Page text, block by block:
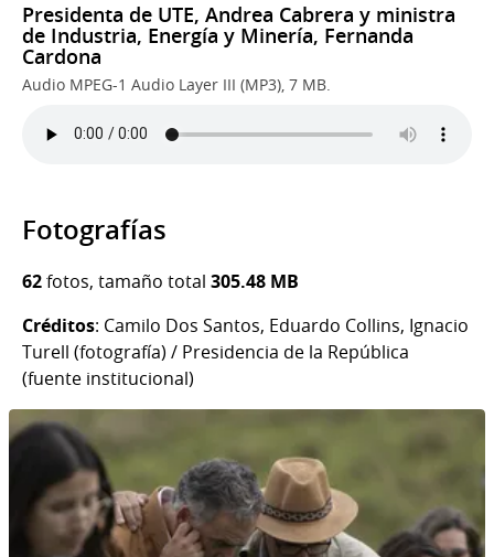
Presidenta de UTE, Andrea Cabrera y ministra
de Industria, Energía y Minería, Fernanda
Cardona
Audio MPEG-1 Audio Layer III (MP3), 7 MB.
Fotografías
62fotos, tamaño total 305.48 MB
Créditos: Camilo Dos Santos, Eduardo Collins, Ignacio
Turell (fotografía) / Presidencia de la República
(fuente institucional)